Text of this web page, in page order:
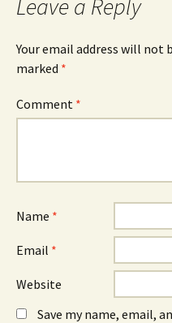
Leave a Reply
Your email address will not
marked *
Comment *
Name *
Email *
Website
Save my name, email,